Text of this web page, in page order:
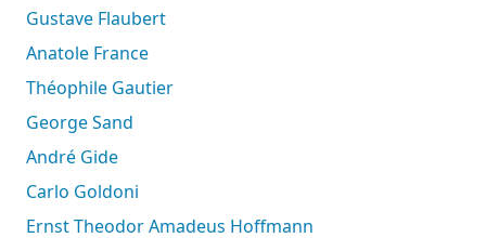
Gustave Flaubert
Anatole France
Théophile Gautier
George Sand
André Gide
Carlo Goldoni
Ernst Theodor Amadeus Hoffmann